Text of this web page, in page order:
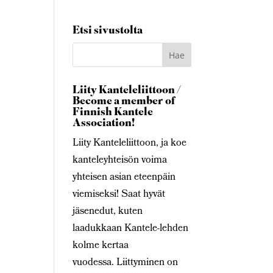
Etsi sivustolta
Liity Kanteleliittoon /
Become a member of
Finnish Kantele
Association!
Liity Kanteleliittoon, ja koe
kanteleyhteisön voima
yhteisen asian eteenpäin
viemiseksi! Saat hyvät
jäsenedut, kuten
laadukkaan Kantele-lehden
kolme kertaa
vuodessa. Liittyminen on